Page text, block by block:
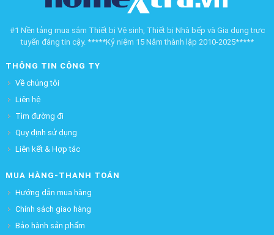
#1 Nền tảng mua sắm Thiết bị Vệ sinh, Thiết bị Nhà bếp và Gia dụng trực
tuyến đáng tin cậy. *****Kỷ niệm 15 Năm thành lập 2010-2025*****
THÔNG TIN CÔNG TY
Về chúng tôi
Liên hệ
Tìm đường đi
Quy định sử dụng
Liên kết & Hợp tác
MUA HÀNG-THANH TOÁN
Hướng dẫn mua hàng
Chính sách giao hàng
Bảo hành sản phẩm